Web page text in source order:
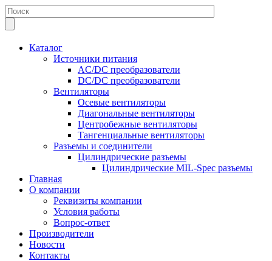
Каталог
Источники питания
AC/DC преобразователи
DC/DC преобразователи
Вентиляторы
Осевые вентиляторы
Диагональные вентиляторы
Центробежные вентиляторы
Тангенциальные вентиляторы
Разъемы и соединители
Цилиндрические разъемы
Цилиндрические MIL-Spec разъемы
Главная
О компании
Реквизиты компании
Условия работы
Вопрос-ответ
Производители
Новости
Контакты